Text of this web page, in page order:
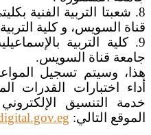
8. شعبتا التربية الفنية
قناة السويس، و كلية
9. كلية التربية
جامعة قناة السويس.
هذا، وسيتم تسجيل
أداء اختبارات القدرات
خدمة التنسيق
الموقع التالي: